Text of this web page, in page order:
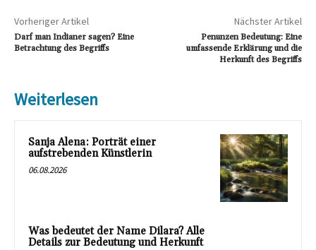
Vorheriger Artikel
Darf man Indianer sagen? Eine
Betrachtung des Begriffs
Nächster Artikel
Penunzen Bedeutung: Eine
umfassende Erklärung und die
Herkunft des Begriffs
Weiterlesen
Sanja Alena: Porträt einer
aufstrebenden Künstlerin
06.08.2026
Was bedeutet der Name Dilara? Alle
Details zur Bedeutung und Herkunft